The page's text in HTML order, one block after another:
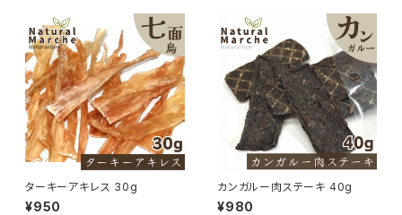
ターキーアキレス 30g
¥950
カンガルー肉ステーキ 40g
¥980